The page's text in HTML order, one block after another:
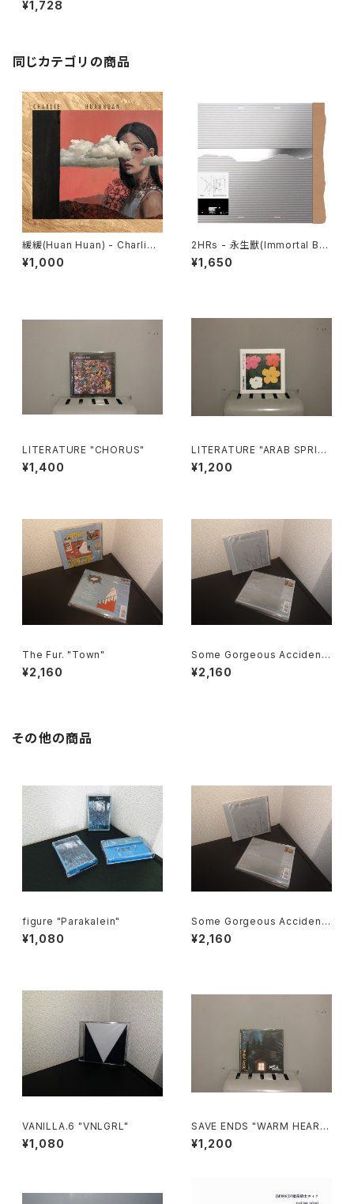
¥1,728
同じカテゴリの商品
緩緩(Huan Huan) - Charlie
CD
¥1,000
2HRs - 永生獸(Immortal Be
asts) CD
¥1,650
LITERATURE "CHORUS"
¥1,400
LITERATURE "ARAB SPRIN
G"
¥1,200
The Fur. "Town"
¥2,160
Some Gorgeous Accident
"Sleep In Symmetry"
¥2,160
その他の商品
figure "Parakalein"
¥1,080
Some Gorgeous Accident
"Sleep In Symmetry"
¥2,160
VANILLA.6 "VNLGRL"
¥1,080
SAVE ENDS "WARM HEART
S, COLD HANDS"
¥1,200